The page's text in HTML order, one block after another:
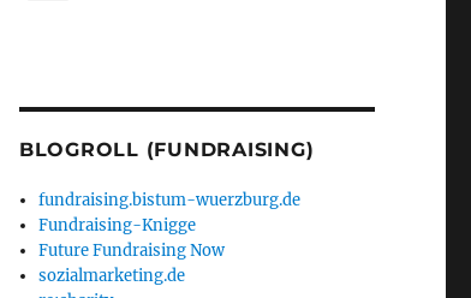
BLOGROLL (FUNDRAISING)
fundraising.bistum-wuerzburg.de
Fundraising-Knigge
Future Fundraising Now
sozialmarketing.de